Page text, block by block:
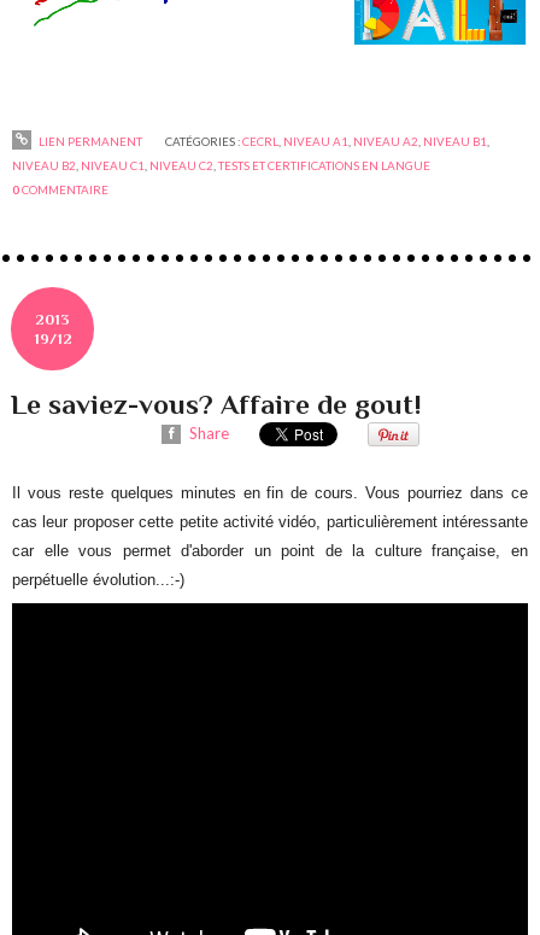
LIEN PERMANENT CATÉGORIES :CECRL NIVEAU A1 NIVEAU A2 NIVEAU B1
NIVEAU B2 NIVEAU C1 NIVEAU C2 ,TESTS ET CERTIFICATIONS EN LANGUE
0COMMENTAIRE
2013
19/12
Le saviez-vous? Affaire de gout!
Share
Il vous reste quelques minutes en fin de cours. Vous pourriez dans ce
cas leur proposer cette petite activité vidéo, particulièrement intéressante
car elle vous permet d'aborder un point de la culture française, en
perpétuelle évolution...:-)